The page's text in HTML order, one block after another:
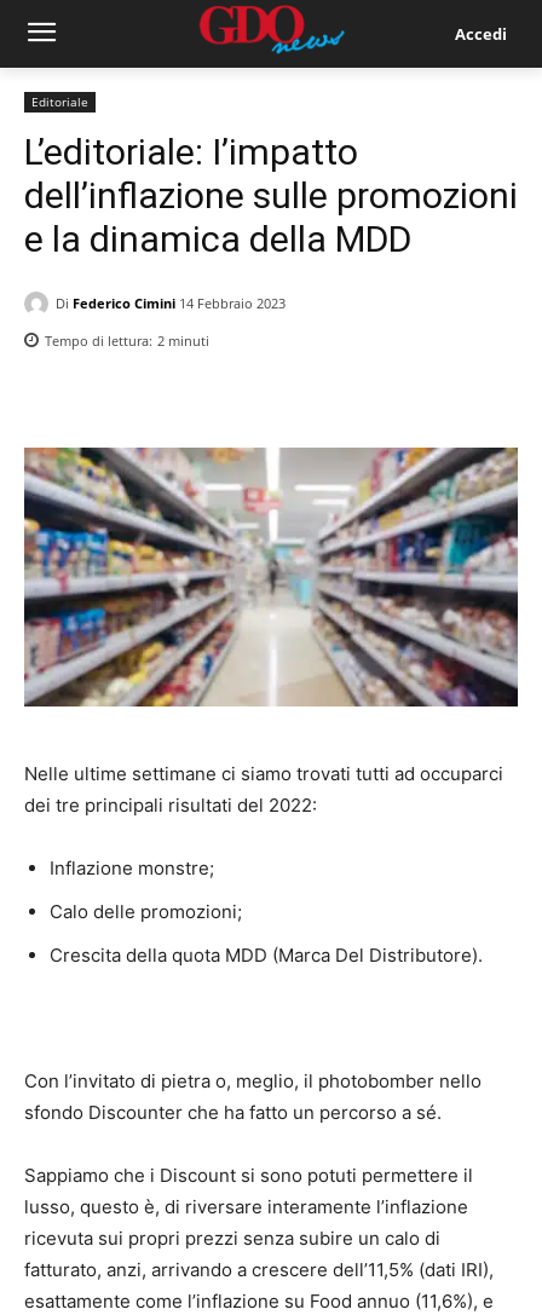
Accedi
Editoriale
L’editoriale: I’impatto
dell’inflazione sulle promozioni
e la dinamica della MDD
Di Federico Cimini 14 Febbraio 2023
Tempo di lettura: 2 minuti
Nelle ultime settimane ci siamo trovati tutti ad occuparci
dei tre principali risultati del 2022:
Inflazione monstre;
Calo delle promozioni;
Crescita della quota MDD (Marca Del Distributore).
Con l’invitato di pietra o, meglio, il photobomber nello
sfondo Discounter che ha fatto un percorso a sé.
Sappiamo che i Discount si sono potuti permettere il
lusso, questo è, di riversare interamente l’inflazione
ricevuta sui propri prezzi senza subire un calo di
fatturato, anzi, arrivando a crescere dell’11,5% (dati IRI),
esattamente come l’inflazione su Food annuo (11,6%), e